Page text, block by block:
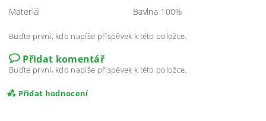
Materiál Bavlna 100%
Buďte první, kdo napíše příspěvek k této položce.
Přidat komentář
Buďte první, kdo napíše příspěvek k této položce.
Přidat hodnocení